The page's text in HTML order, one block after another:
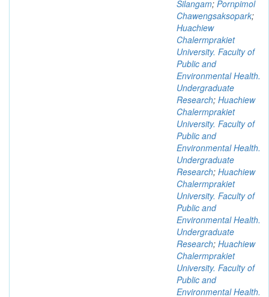
Silangam; Pornpimol
Chawengsaksopark;
Huachiew
Chalermprakiet
University. Faculty of
Public and
Environmental Health.
Undergraduate
Research; Huachiew
Chalermprakiet
University. Faculty of
Public and
Environmental Health.
Undergraduate
Research; Huachiew
Chalermprakiet
University. Faculty of
Public and
Environmental Health.
Undergraduate
Research; Huachiew
Chalermprakiet
University. Faculty of
Public and
Environmental Health.